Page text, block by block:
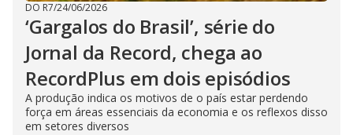
DO R7/24/06/2026
‘Gargalos do Brasil’, série do
Jornal da Record, chega ao
RecordPlus em dois episódios
A produção indica os motivos de o país estar perdendo
força em áreas essenciais da economia e os reflexos disso
em setores diversos